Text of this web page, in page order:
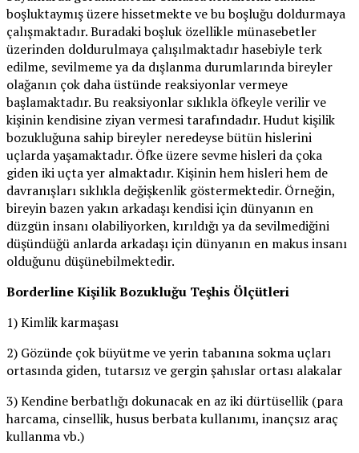
boşluktaymış üzere hissetmekte ve bu boşluğu doldurmaya
çalışmaktadır. Buradaki boşluk özellikle münasebetler
üzerinden doldurulmaya çalışılmaktadır hasebiyle terk
edilme, sevilmeme ya da dışlanma durumlarında bireyler
olağanın çok daha üstünde reaksiyonlar vermeye
başlamaktadır. Bu reaksiyonlar sıklıkla öfkeyle verilir ve
kişinin kendisine ziyan vermesi tarafındadır. Hudut kişilik
bozukluğuna sahip bireyler neredeyse bütün hislerini
uçlarda yaşamaktadır. Öfke üzere sevme hisleri da çoka
giden iki uçta yer almaktadır. Kişinin hem hisleri hem de
davranışları sıklıkla değişkenlik göstermektedir. Örneğin,
bireyin bazen yakın arkadaşı kendisi için dünyanın en
düzgün insanı olabiliyorken, kırıldığı ya da sevilmediğini
düşündüğü anlarda arkadaşı için dünyanın en makus insanı
olduğunu düşünebilmektedir.
Borderline Kişilik Bozukluğu Teşhis Ölçütleri
1) Kimlik karmaşası
2) Gözünde çok büyütme ve yerin tabanına sokma uçları
ortasında giden, tutarsız ve gergin şahıslar ortası alakalar
3) Kendine berbatlığı dokunacak en az iki dürtüsellik (para
harcama, cinsellik, husus berbata kullanımı, inançsız araç
kullanma vb.)